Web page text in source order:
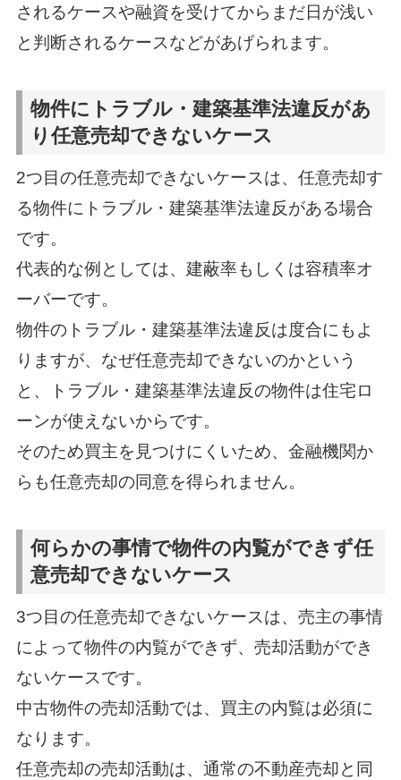
されるケースや融資を受けてからまだ日が浅い
と判断されるケースなどがあげられます。
物件にトラブル・建築基準法違反があ
り任意売却できないケース
2つ目の任意売却できないケースは、任意売却す
る物件にトラブル・建築基準法違反がある場合
です。
代表的な例としては、建蔽率もしくは容積率オ
ーバーです。
物件のトラブル・建築基準法違反は度合にもよ
りますが、なぜ任意売却できないのかという
と、トラブル・建築基準法違反の物件は住宅ロ
ーンが使えないからです。
そのため買主を見つけにくいため、金融機関か
らも任意売却の同意を得られません。
何らかの事情で物件の内覧ができず任
意売却できないケース
3つ目の任意売却できないケースは、売主の事情
によって物件の内覧ができず、売却活動ができ
ないケースです。
中古物件の売却活動では、買主の内覧は必須に
なります。
任意売却の売却活動は、通常の不動産売却と同